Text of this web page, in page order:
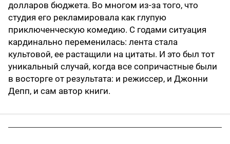
долларов бюджета. Во многом из-за того, что
студия его рекламировала как глупую
приключенческую комедию. С годами ситуация
кардинально переменилась: лента стала
культовой, ее растащили на цитаты. И это был тот
уникальный случай, когда все сопричастные были
в восторге от результата: и режиссер, и Джонни
Депп, и сам автор книги.